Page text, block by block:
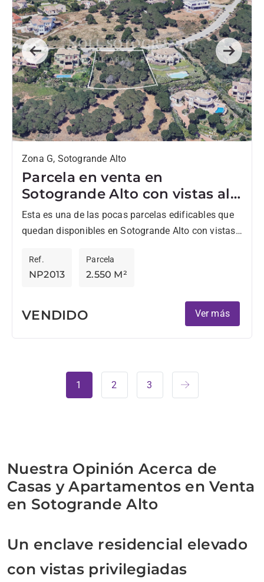
Previous Next
Zona G, Sotogrande Alto
Parcela en venta en
Sotogrande Alto con vistas al
mar
Esta es una de las pocas parcelas edificables que
quedan disponibles en Sotogrande Alto con vistas
encuentra en...
NP2013
Ref.
2.550 M²
Parcela
VENDIDO Ver más
1 2 3
Nuestra Opinión Acerca de
Casas y Apartamentos en Venta
en Sotogrande Alto
Un enclave residencial elevado
con vistas privilegiadas